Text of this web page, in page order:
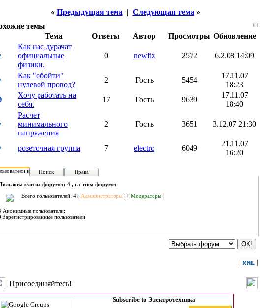
« Предыдущая тема | Следующая тема »
темы
Тема
Ответы Автор Просмотры Обновление
Как нас дурачат
официальные
физики.
0 newfiz 2572 6.2.08 14:09
Как "обойти"
нулевой провод?
2 Гость 5454
17.11.07
18:23
Хочу работать на
себя.
17 Гость 9639
17.11.07
18:40
Расчет
минимального
напряжения
2 Гость 3651 3.12.07 21:30
розеточная группа 7 electro 6049
21.11.07
16:20
на форуме:
Поиск Права
на форуме:: 4 , на этом форуме:
Всего пользователей: 4 [ Администраторы ] [ Модераторы ]
Анонимные пользователи:
Зарегистрированные пользователи:
Присоединяйтесь!
Subscribe to Электротехника